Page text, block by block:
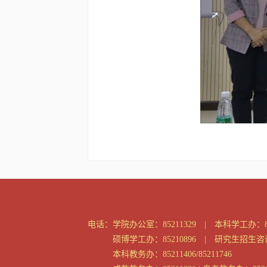
电话： 学院办公室：85211329 | 本科学工办：
硕博学工办：85210896 | 研究生招生咨
本科教务办：85211406/85211746